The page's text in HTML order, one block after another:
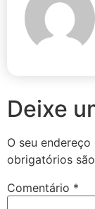
Deixe
O seu
obrigatórios
Comentário *